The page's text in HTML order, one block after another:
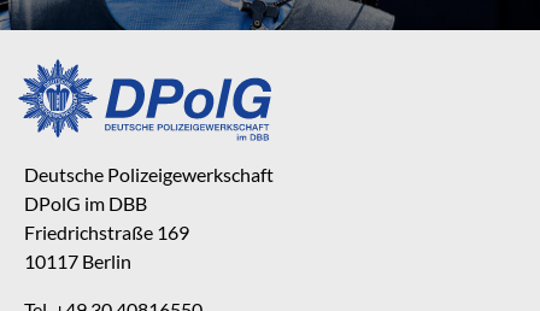
Deutsche Polizeigewerkschaft
DPolG im DBB
Friedrichstraße 169
10117 Berlin